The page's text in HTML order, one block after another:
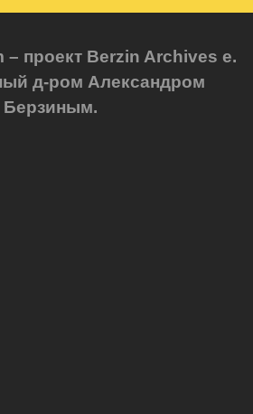
проект Berzin Archives e.
д-ром Александром
Берзиным.